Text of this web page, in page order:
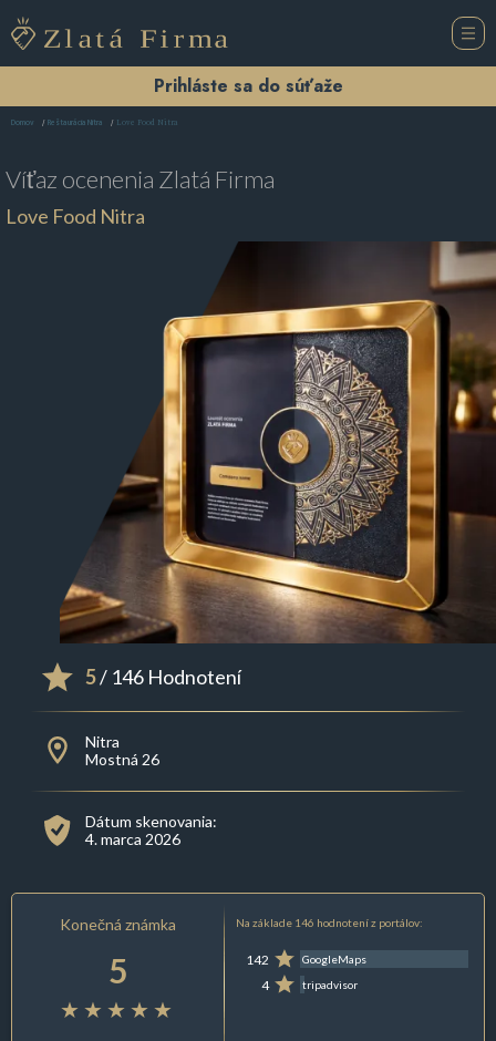
Prihláste sa do súťaže
Domov Reštaurácia Nitra Love Food Nitra
Víťaz ocenenia Zlatá Firma
Love Food Nitra
5/ 146 Hodnotení
Nitra
Mostná 26
Dátum skenovania:
4. marca 2026
Konečná známka
5
Na základe 146 hodnotení z portálov:
142 GoogleMaps
4 tripadvisor